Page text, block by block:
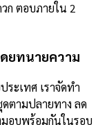
ก ตอบภายใน 2
ยทนายความ
ระเทศ เราจัดทำ
ตามปลายทาง ลด
อบพร้อมกันในรอบ